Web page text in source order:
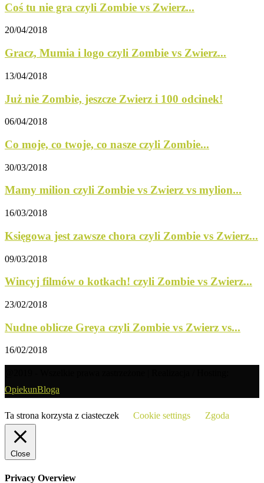
Coś tu nie gra czyli Zombie vs Zwierz...
20/04/2018
Gracz, Mumia i logo czyli Zombie vs Zwierz...
13/04/2018
Już nie Zombie, jeszcze Zwierz i 100 odcinek!
06/04/2018
Co moje, co twoje, co nasze czyli Zombie...
30/03/2018
Mamy milion czyli Zombie vs Zwierz vs mylion...
16/03/2018
Księgowa jest zawsze chora czyli Zombie vs Zwierz...
09/03/2018
Wincyj filmów o kotkach! czyli Zombie vs Zwierz...
23/02/2018
Nudne oblicze Greya czyli Zombie vs Zwierz vs...
16/02/2018
OpiekunBloga
Ta strona korzysta z ciasteczek Cookie settings Zgoda
Close
Privacy Overview